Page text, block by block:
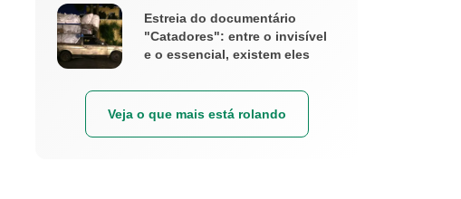
Estreia do documentário
"Catadores": entre o invisível
e o essencial, existem eles
Veja o que mais está rolando